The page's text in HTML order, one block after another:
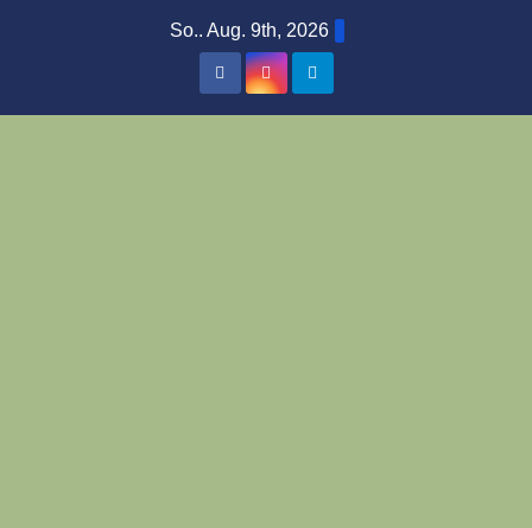
So.. Aug. 9th, 2026